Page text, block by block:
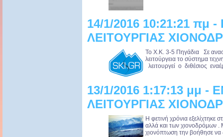
14/1/2016 10:21:21 πμ
ΛΕΙΤΟΥΡΓΙΑΣ
Το Χ.Κ. 3-5 Πηγάδια Σε
λειτούργεια το σύστημα
λειτουργεί ο διθέσιος
13/1/2016 1:17:13 μμ
ΛΕΙΤΟΥΡΓΙΑΣ
Η φετινή χρόνια εξελίχτηκε
αλλά και των χιονοδρόμων .
χιονόπτωση την βοήθησε